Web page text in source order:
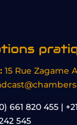
15 Rue Zagame
661 820 455 |
545